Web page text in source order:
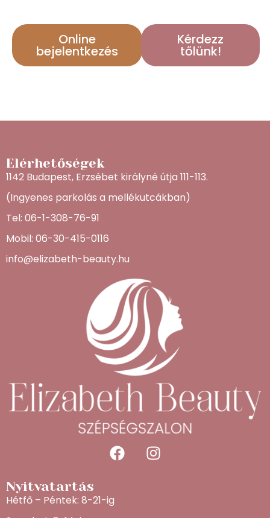
Online
bejelentkezés
Kérdezz
tőlünk!
Elérhetőségek
1142 Budapest, Erzsébet királyné útja 111-113.
(Ingyenes parkolás a mellékutcákban)
Tel: 06-1-308-76-91
Mobil: 06-30-415-0116
info@elizabeth-beauty.hu
Nyitvatartás
Hétfő – Péntek: 8-21-ig